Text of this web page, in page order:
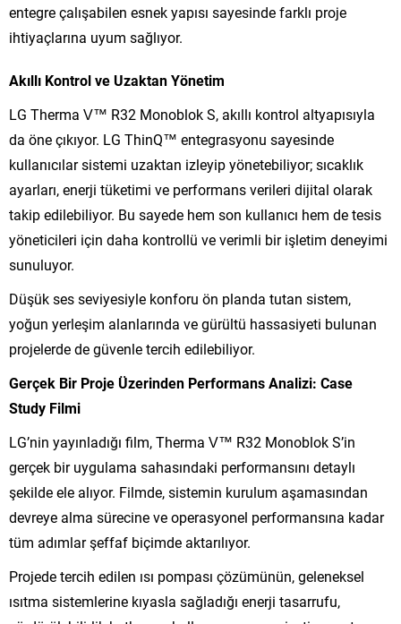
entegre çalışabilen esnek yapısı sayesinde farklı proje
ihtiyaçlarına uyum sağlıyor.
Akıllı Kontrol ve Uzaktan Yönetim
LG Therma V™ R32 Monoblok S, akıllı kontrol altyapısıyla
da öne çıkıyor. LG ThinQ™ entegrasyonu sayesinde
kullanıcılar sistemi uzaktan izleyip yönetebiliyor; sıcaklık
ayarları, enerji tüketimi ve performans verileri dijital olarak
takip edilebiliyor. Bu sayede hem son kullanıcı hem de tesis
yöneticileri için daha kontrollü ve verimli bir işletim deneyimi
sunuluyor.
Düşük ses seviyesiyle konforu ön planda tutan sistem,
yoğun yerleşim alanlarında ve gürültü hassasiyeti bulunan
projelerde de güvenle tercih edilebiliyor.
Gerçek Bir Proje Üzerinden Performans Analizi: Case
Study Filmi
LG’nin yayınladığı film, Therma V™ R32 Monoblok S’in
gerçek bir uygulama sahasındaki performansını detaylı
şekilde ele alıyor. Filmde, sistemin kurulum aşamasından
devreye alma sürecine ve operasyonel performansına kadar
tüm adımlar şeffaf biçimde aktarılıyor.
Projede tercih edilen ısı pompası çözümünün, geleneksel
ısıtma sistemlerine kıyasla sağladığı enerji tasarrufu,